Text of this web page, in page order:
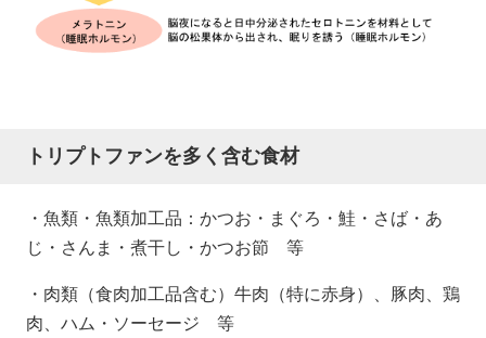
トリプトファンを多く含む食材
・魚類・魚類加工品：かつお・まぐろ・鮭・さば・あ
じ・さんま・煮干し・かつお節 等
・肉類（食肉加工品含む）牛肉（特に赤身）、豚肉、鶏
肉、ハム・ソーセージ 等